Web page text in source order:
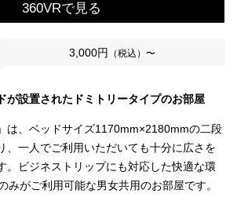
360VRで見る
3,000円 （税込）〜
が設置されたドミトリータイプのお部屋
は、ベッドサイズ1170mm×2180mmの二段
、一人でご利用いただいても十分に広さを
。ビジネストリップにも対応した快適な環
みがご利用可能な男女共用のお部屋です。